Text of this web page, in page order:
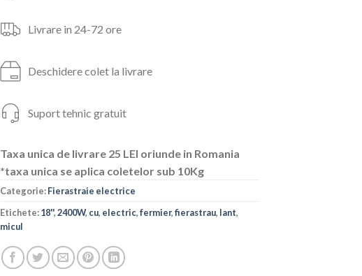
Livrare in 24-72 ore
Deschidere colet la livrare
Suport tehnic gratuit
Taxa unica de livrare 25 LEI oriunde in Romania
*taxa unica se aplica coletelor sub 10Kg
Categorie:Fierastraie electrice
Etichete:18'',2400W, cu, electric,fermier,fierastrau, lant,
micul